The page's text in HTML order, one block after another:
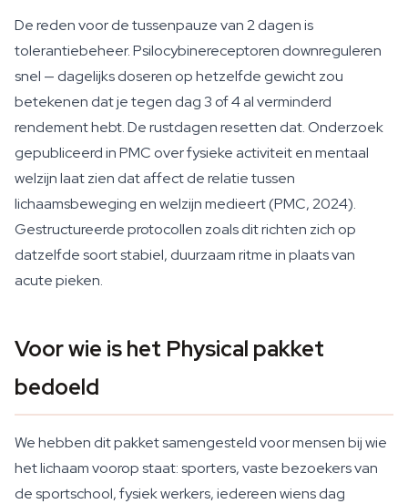
De reden voor de tussenpauze van 2 dagen is
tolerantiebeheer. Psilocybinereceptoren downreguleren
snel — dagelijks doseren op hetzelfde gewicht zou
betekenen dat je tegen dag 3 of 4 al verminderd
rendement hebt. De rustdagen resetten dat. Onderzoek
gepubliceerd in PMC over fysieke activiteit en mentaal
welzijn laat zien dat affect de relatie tussen
lichaamsbeweging en welzijn medieert (PMC, 2024).
Gestructureerde protocollen zoals dit richten zich op
datzelfde soort stabiel, duurzaam ritme in plaats van
acute pieken.
Voor wie is het Physical pakket
bedoeld
We hebben dit pakket samengesteld voor mensen bij wie
het lichaam voorop staat: sporters, vaste bezoekers van
de sportschool, fysiek werkers, iedereen wiens dag